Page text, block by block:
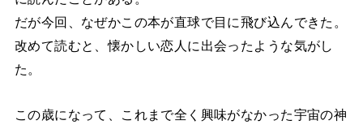
だが今回、なぜかこの本が直球で目に飛び込んできた。
改めて読むと、懐かしい恋人に出会ったような気がし
た。
この歳になって、これまで全く興味がなかった宇宙の神